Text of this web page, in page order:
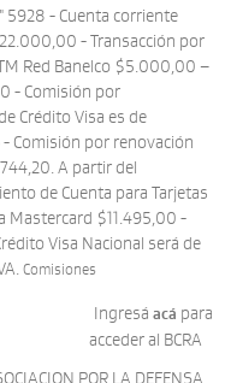
5928 - Cuenta corriente
- Transacción por
Red Banelco $5.000,00 –
- Comisión por
Crédito Visa es de
Comisión por renovación
A partir del
de Cuenta para Tarjetas
Mastercard $11.495,00 -
Visa Nacional será de
Comisiones
acá para
acceder al BCRA
POR LA DEFENSA